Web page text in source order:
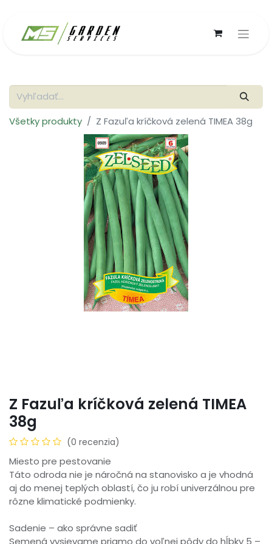
Všetky produkty Z Fazuľa kríčková zelená TIMEA 38g
Z Fazuľa kríčková zelená TIMEA
38g
(0 recenzia)
Miesto pre pestovanie
Táto odroda nie je náročná na stanovisko a je vhodná
aj do menej teplých oblastí, čo ju robí univerzálnou pre
rôzne klimatické podmienky.
Sadenie – ako správne sadiť
Semená vysievame priamo do voľnej pôdy do hĺbky 5 –